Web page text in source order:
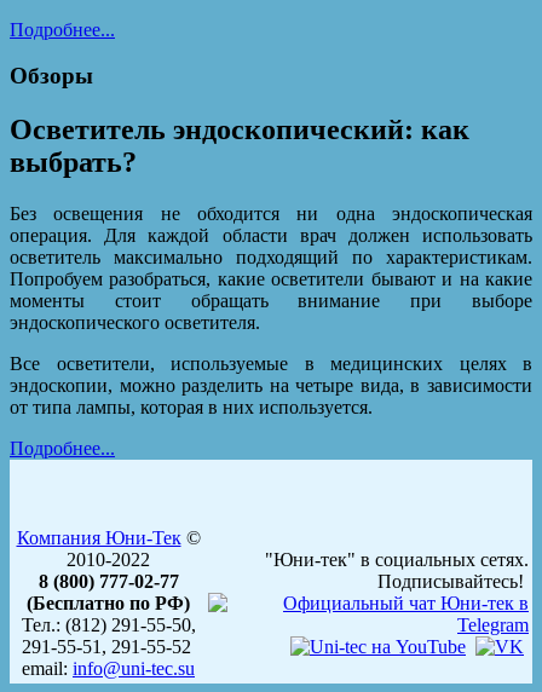
Подробнее...
Обзоры
Осветитель эндоскопический: как
выбрать?
Без освещения не обходится ни одна эндоскопическая
операция. Для каждой области врач должен использовать
осветитель максимально подходящий по характеристикам.
Попробуем разобраться, какие осветители бывают и на какие
моменты стоит обращать внимание при выборе
эндоскопического осветителя.
Все осветители, используемые в медицинских целях в
эндоскопии, можно разделить на четыре вида, в зависимости
от типа лампы, которая в них используется.
Подробнее...
Компания Юни-Тек©
2010-2022
8 (800) 777-02-77
(Бесплатно по РФ)
Тел.: (812) 291-55-50,
291-55-51, 291-55-52
email: info@uni-tec.su
"Юни-тек" в социальных сетях.
Подписывайтесь!